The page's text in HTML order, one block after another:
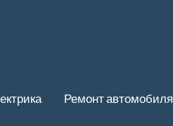
Ремонт автомобиля